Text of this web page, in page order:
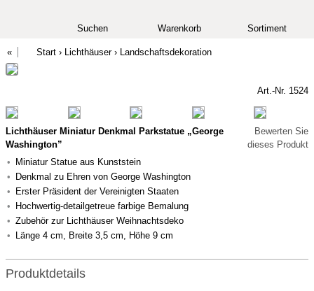
Suchen Warenkorb Sortiment
Start › Lichthäuser› Landschaftsdekoration
Art.-Nr. 1524
Lichthäuser Miniatur Denkmal Parkstatue „George
Washington”
Miniatur Statue aus Kunststein
Denkmal zu Ehren von George Washington
Erster Präsident der Vereinigten Staaten
Hochwertig-detailgetreue farbige Bemalung
Zubehör zur Lichthäuser Weihnachtsdeko
Länge 4 cm, Breite 3,5 cm, Höhe 9 cm
Bewerten Sie
dieses Produkt
Produktdetails